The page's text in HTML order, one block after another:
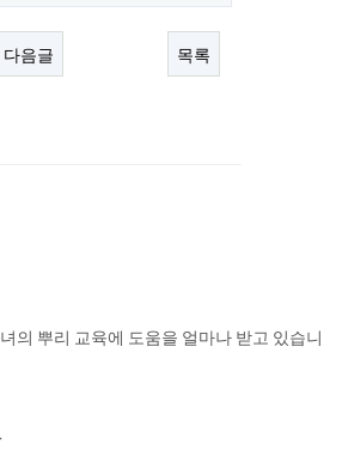
다음글 목록
의 뿌리 교육에 도움을 얼마나 받고 있습니